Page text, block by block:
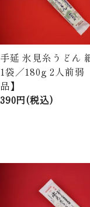
手延 氷見糸うどん
1袋／180g 2人前
品】
390円(税込)